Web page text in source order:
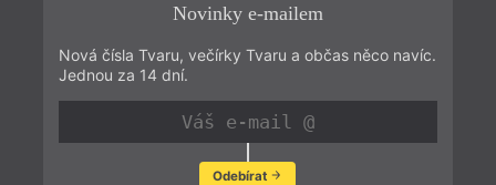
Novinky e-mailem
Nová čísla Tvaru, večírky Tvaru a občas něco navíc.
Jednou za 14 dní.
Odebírat